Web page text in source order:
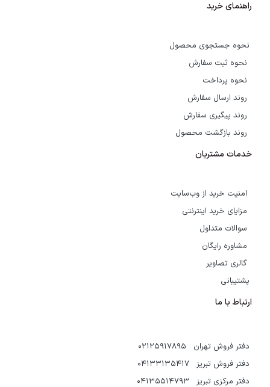
راهنمای خرید
نحوه جستجوی محصول
نحوه ثبت سفارش
نحوه پرداخت
روند ارسال سفارش
روند پیگیری سفارش
روند بازگشت محصول
خدمات مشتریان
امنیت خرید از وب‌سایت
مزایای خرید اینترنتی
سوالات متداول
مشاوره رایگان
گالری تصاویر
پشتیبانی
ارتباط با ما
دفتر فروش تهران 02125917895
دفتر فروش تبریز 04133135417
دفتر مرکزی تبریز 04135514793